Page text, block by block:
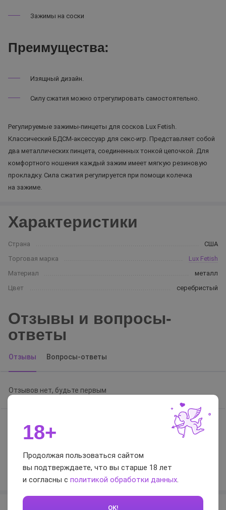
Зажимы на соски
Преимущества:
Изящный дизайн.
Силу сжатия можно отрегулировать самостоятельно.
Регулируемые зажимы-пинцеты для сосков Lux Fetish.
Классический БДСМ-аксессуар для секс-игр. Представляет собой
два металлических пинцета, соединенных тонкой цепочкой. Для
комфортного ношения каждый зажим имеет мягкую резиновую
прокладку. Сила сжатия регулируется при помощи колечка
на зажиме.
Характеристики
Страна
США
Торговая марка
Lux Fetish
Материал
металл
Цвет
серебристый
Отзывы и вопросы-
ответы
Отзывы Вопросы-ответы
Отзывов нет, будьте первым
Оставить отзыв
18+
Продолжая пользоваться сайтом
вы подтверждаете, что вы старше 18 лет
и согласны с политикой обработки данных
OK!